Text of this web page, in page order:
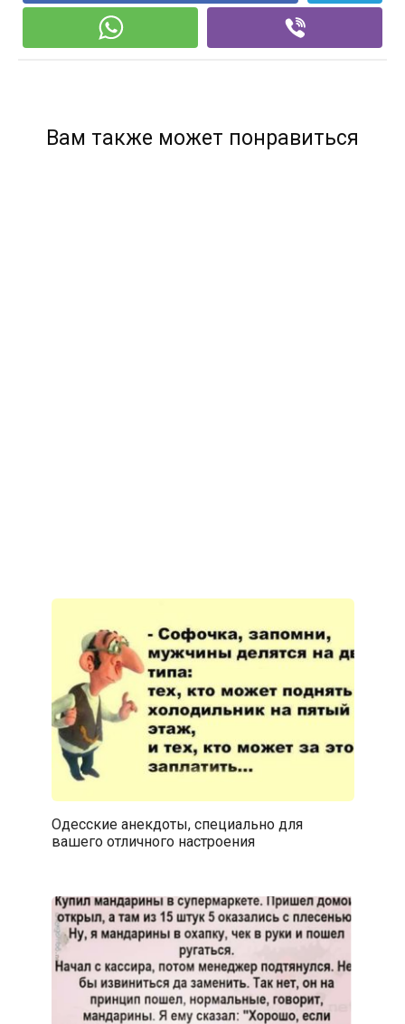
Вам также может понравиться
Одесские анекдоты, специально для
вашего отличного настроения